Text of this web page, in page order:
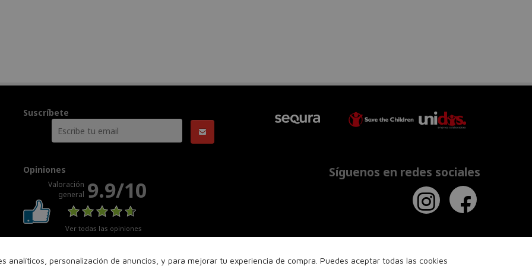
analíticos, personalización de anuncios, y para mejorar tu experiencia de compra. Puedes aceptar todas las cookies
Suscríbete
Opiniones
Valoración
general 9.9/10
Ver todas las opiniones
Síguenos en redes sociales